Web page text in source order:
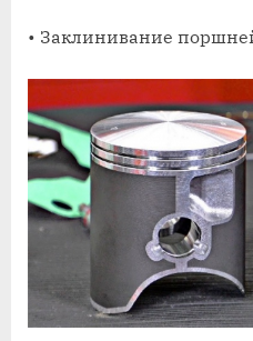
• Заклинивание